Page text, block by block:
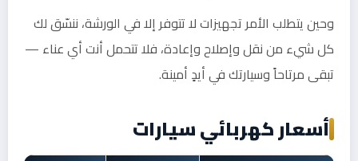
وحين يتطلب الأمر تجهيزات لا تتوفر إلا في الورشة، ننسّق لك
كل شيء من نقل وإصلاح وإعادة، فلا تتحمل أنت أي عناء —
تبقى مرتاحاً وسيارتك في أيدٍ أمينة.
أسعار كهربائي سيارات